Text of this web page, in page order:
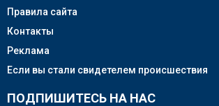
Правила сайта
Контакты
Реклама
Если вы стали свидетелем происшествия
ПОДПИШИТЕСЬ НА НАС